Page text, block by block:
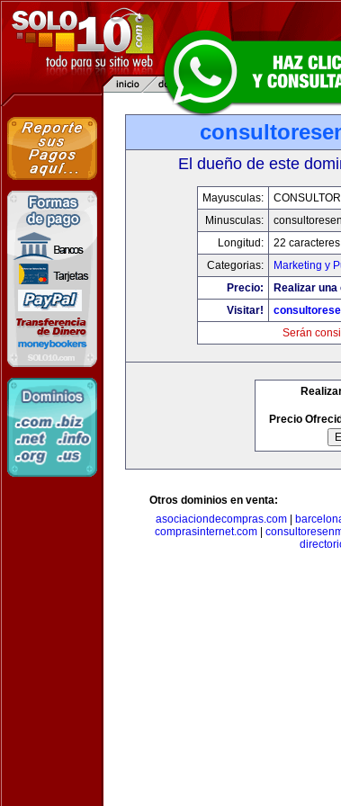
El dueño de este
Mayusculas:
Minusculas:
Longitud:
22 caracteres
Categorias:
Marketing y
Precio:
Realizar una
Visitar!
Serán
Precio
Otros dominios en venta:
asociaciondecompras.com|
comprasinternet.com|